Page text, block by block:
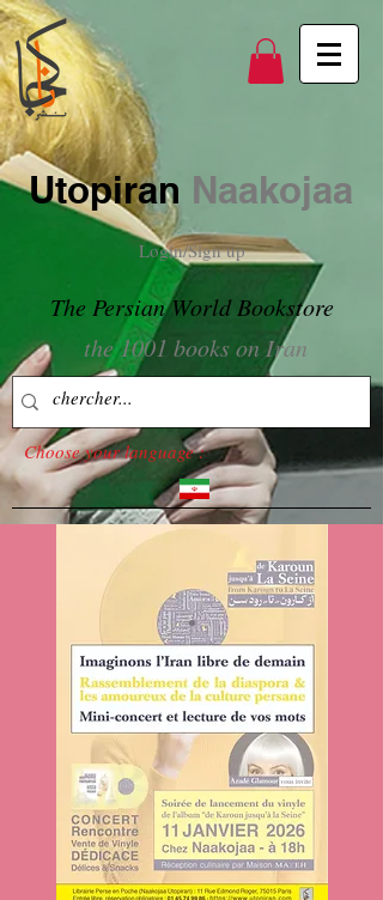
Utopiran Naakojaa
Login/Sign up
The Persian World Bookstore
the 1001 books on Iran
Choose your language :